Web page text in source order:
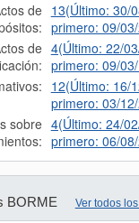
de 13(Último: 30/
primero: 09/
de 4(Último: 22/
primero: 09/
12(Último: 16/
primero: 03/
sobre 4(Último: 24/
primero: 06/
BORME Ver todos